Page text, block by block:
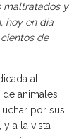
maltratados y
hoy en día
de
al
de animales
por sus
a la vista